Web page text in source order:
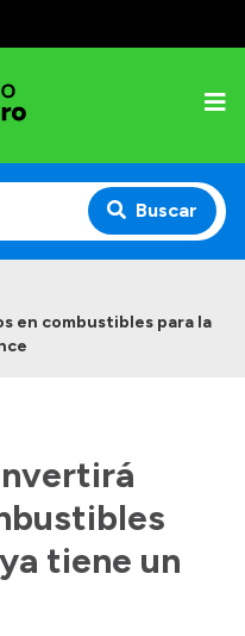
Buscar
en combustibles para la
tiene un